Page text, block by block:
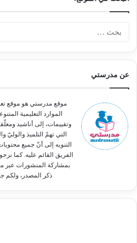
عن مدرستي
موقع مدرستي هو موقع
الموارد التعليمية
وتقييمات، إلى أناشيد
التي تهمّ التلميذ
التنويه إلى أنّ جميع
الفريق القائم عليه. كما
بمشاركة المنشورات عبر
ذكر المصدر، ولكم